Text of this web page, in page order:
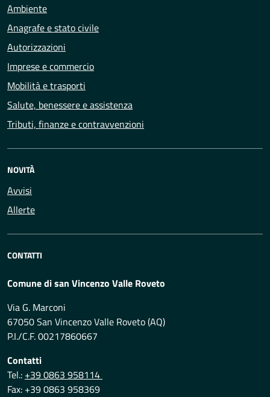
Ambiente
Anagrafe e stato civile
Autorizzazioni
Imprese e commercio
Mobilità e trasporti
Salute, benessere e assistenza
Tributi, finanze e contravvenzioni
NOVITÀ
Avvisi
Allerte
CONTATTI
Comune di san Vincenzo Valle Roveto
Via G. Marconi
67050 San Vincenzo Valle Roveto (AQ)
P.I./C.F. 00217860667
Contatti
Tel.: +39 0863 958114
Fax: +39 0863 958369